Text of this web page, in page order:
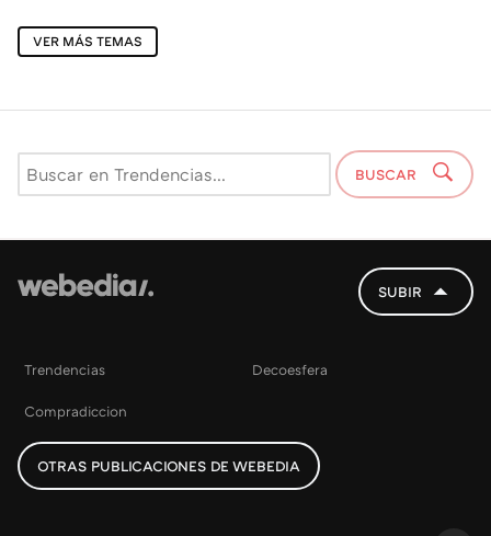
VER MÁS TEMAS
BUSCAR
SUBIR
Trendencias Decoesfera
Compradiccion
OTRAS PUBLICACIONES DE WEBEDIA